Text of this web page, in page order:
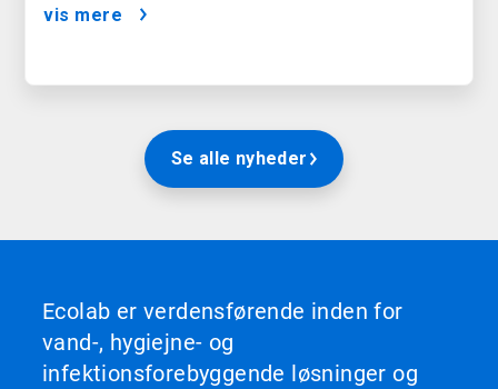
vis mere
Se alle nyheder
Ecolab er verdensførende inden for
vand-, hygiejne- og
infektionsforebyggende løsninger og